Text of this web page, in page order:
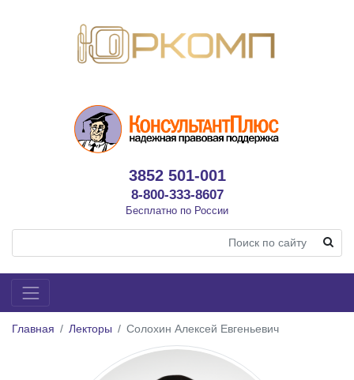
3852 501-001
8-800-333-8607
Бесплатно по России
Главная Лекторы Солохин Алексей Евгеньевич